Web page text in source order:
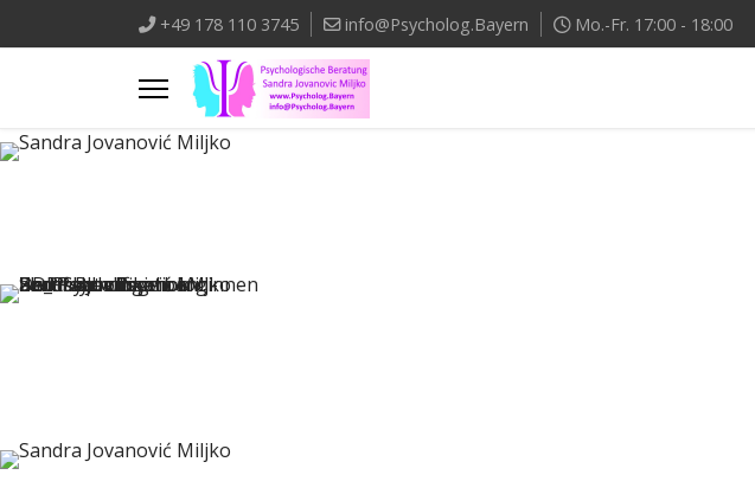
+49 178 110 3745 info@Psycholog.Bayern Mo.-Fr. 17:00 - 18:00